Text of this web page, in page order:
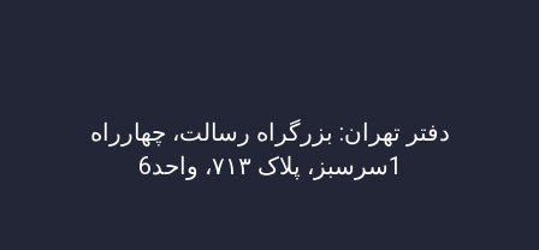
دفتر تهران: بزرگراه رسالت، چهارراه
1سرسبز، پلاک ۷۱۳، واحد6